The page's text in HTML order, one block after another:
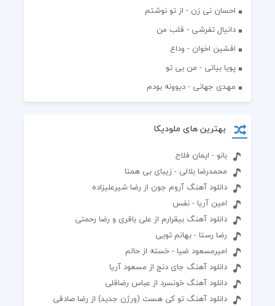
احسان نی زن - از تو نوشتم
دانیال تفرشی - قلب من
افشين اخوان - وداع
پویا بیاتی - من بی تو
مهدی جهانی - دیوونه بودم
بهترین های ملودیکا
بانو - ایمان فلاح
محمدرضا بلالی - زیبای بی همتا
دانلود آهنگ آروم جون از رضا شیرعلیزاده
امین آریا - نفس
دانلود آهنگ بیقرارم از علی باقری و رضا رحمتی
رضا رستا - بهانم تویی
امیرمسعود ضیا - خسته از حالم
دانلود آهنگ جای دنج از مسعود آریا
دانلود آهنگ خونسرد از عباس رضاقلی
دانلود آهنگ تو کی هست (ورژن جدید) از رضا صادقی